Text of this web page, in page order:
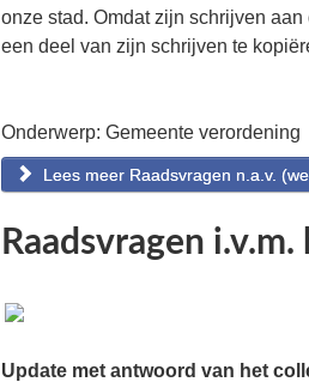
onze stad. Omdat zijn schrijven
een deel van zijn schrijven te
Onderwerp: Gemeente verordening
Lees meer Raadsvragen n.a.v.
Raadsvragen
Update met antwoord van het